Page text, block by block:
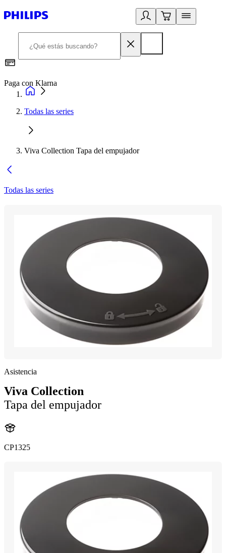
Paga con Klarna
Todas las series
Viva Collection Tapa del empujador
Todas las series
Asistencia
Viva Collection
Tapa del empujador
CP1325